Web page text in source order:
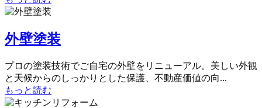
外壁塗装
プロの塗装技術でご自宅の外壁をリニューアル。美しい外観
と天候からのしっかりとした保護、不動産価値の向...
もっと読む